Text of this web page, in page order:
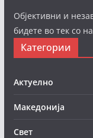
Објективни и
бидете во тек со
Категории
Актуелно
Македонија
Свет